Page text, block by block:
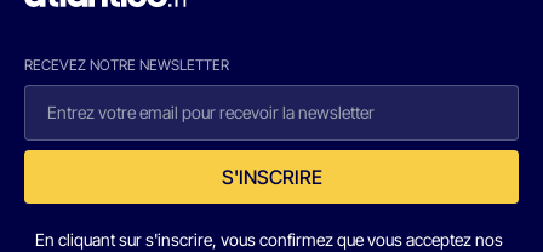
RECEVEZ NOTRE NEWSLETTER
S'INSCRIRE
En cliquant sur s'inscrire, vous confirmez que vous acceptez nos